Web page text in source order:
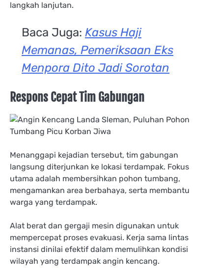
langkah lanjutan.
Baca Juga: Kasus Haji
Memanas, Pemeriksaan Eks
Menpora Dito Jadi Sorotan
Respons Cepat Tim Gabungan
Menanggapi kejadian tersebut, tim gabungan
langsung diterjunkan ke lokasi terdampak. Fokus
utama adalah membersihkan pohon tumbang,
mengamankan area berbahaya, serta membantu
warga yang terdampak.
Alat berat dan gergaji mesin digunakan untuk
mempercepat proses evakuasi. Kerja sama lintas
instansi dinilai efektif dalam memulihkan kondisi
wilayah yang terdampak angin kencang.